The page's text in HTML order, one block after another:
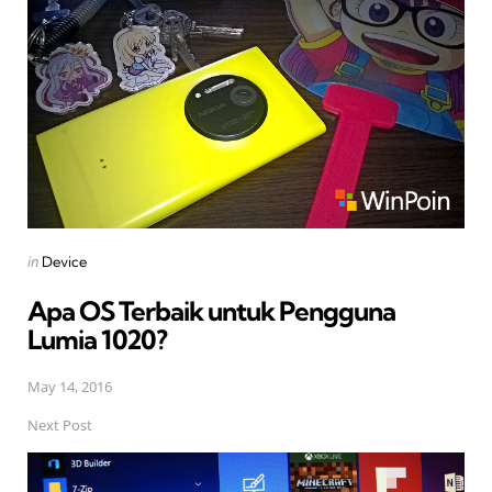
Posted
in Device
Apa OS Terbaik untuk Pengguna
Lumia 1020?
May 14, 2016
Next Post